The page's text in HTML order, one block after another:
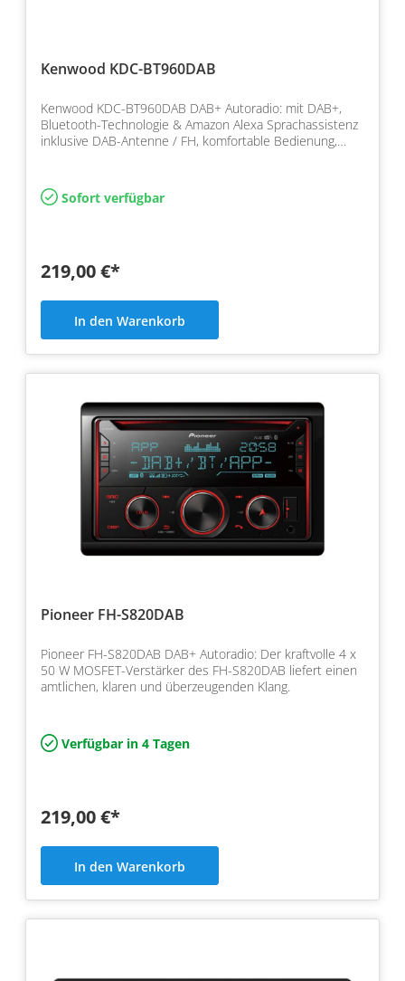
Kenwood KDC-BT960DAB
Kenwood KDC-BT960DAB DAB+ Autoradio: mit DAB+,
Bluetooth-Technologie & Amazon Alexa Sprachassistenz
inklusive DAB-Antenne / FH, komfortable Bedienung,
Sofort verfügbar
219,00 €*
In den Warenkorb
Pioneer FH-S820DAB
Pioneer FH-S820DAB DAB+ Autoradio: Der kraftvolle 4 x
50 W MOSFET-Verstärker des FH-S820DAB liefert einen
amtlichen, klaren und überzeugenden Klang.
Verfügbar in 4 Tagen
219,00 €*
In den Warenkorb